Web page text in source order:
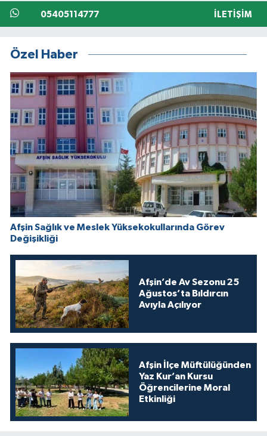
05405114777 İLETIŞIM
Özel Haber
Afşin Sağlık ve Meslek Yüksekokullarında Görev
Değişikliği
Afşin’de Av Sezonu 25
Ağustos’ta Bıldırcın
Avıyla Açılıyor
Afşin İlçe Müftülüğünden
Yaz Kur’an Kursu
Öğrencilerine Moral
Etkinliği